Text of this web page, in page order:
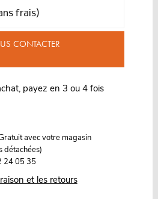
frais)
CONTACTER
payez en 3 ou 4 fois
ratuit avec votre magasin
détachées)
24 05 35
et les retours